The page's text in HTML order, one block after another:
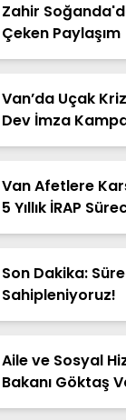
Zahir
Çeken Paylaşım
Van’da Uçak
Dev İmza
Başladı!
Van Afetlere
5 Yıllık İRAP
Son Dakika:
Sahipleniyoruz!
Aile ve Sosyal
Bakanı Göktaş